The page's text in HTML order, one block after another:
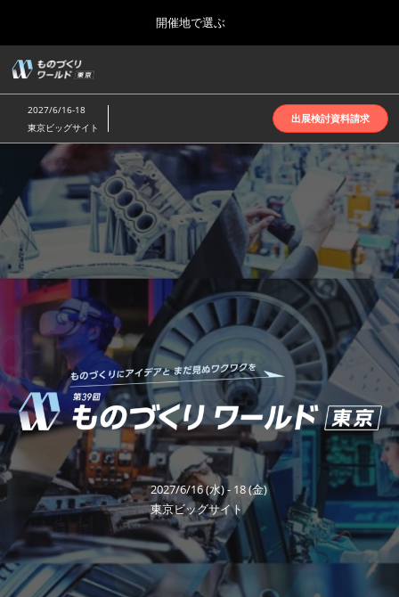
プ
し
進
to
close
the
開催地で選ぶ
名古屋展(4月)
2027年04月07日
ポートメッセなごや | Port Messe Nagoya
東京展(6月)
2027年06月16日
東京ビッグサイト | Tokyo Big Sight
大阪展(10月)
2026年10月07日
インテックス大阪 | INTEX Osaka
福岡展(12月)
2026年12月02日
マリンメッセ福岡｜MARIN MESSE Fukuoka
ー
ナ
ビ
ー
シ
ョ
ン
を
た
た
む
2027/6/16-18
東京ビッグサイト
出展検討資料請求
も
の
づ
く
り
ワ
ー
2027/6/16 (水) - 18 (金)
東京ビッグサイト